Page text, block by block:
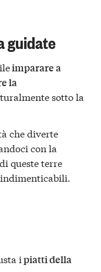
guidate
imparare a
la
sotto la
che diverte
con la
di queste terre
ipiatti della